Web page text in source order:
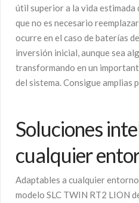
útil superior a la vida estimada
que no es necesario
ocurre en el caso de baterías
inversión inicial, aunque sea
transformando en un
del sistema. Consigue amplias
Soluciones
cualquier
Adaptables a cualquier
modelo SLC TWIN RT2 LION